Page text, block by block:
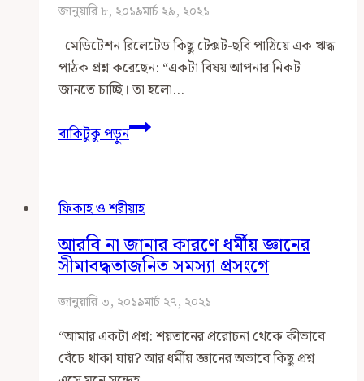
জানুয়ারি ৮, ২০১৯মার্চ ২৯, ২০২১
মেডিটেশন রিলেটেড কিছু টেক্সট-ছবি পাঠিয়ে এক ঋদ্ধ
পাঠক প্রশ্ন করেছেন: “একটা বিষয় আপনার নিকট
জানতে চাচ্ছি। তা হলো…
বাকিটুকু পড়ুনমেডিটেশন
কি
ফিকাহ ও শরীয়াহ
আরবি না জানার কারণে ধর্মীয় জ্ঞানের
সীমাবদ্ধতাজনিত সমস্যা প্রসংগে
জানুয়ারি ৩, ২০১৯মার্চ ২৭, ২০২১
“আমার একটা প্রশ্ন: শয়তানের প্ররোচনা থেকে কীভাবে
বেঁচে থাকা যায়? আর ধর্মীয় জ্ঞানের অভাবে কিছু প্রশ্ন